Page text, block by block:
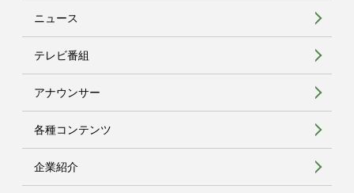
ニュース
テレビ番組
アナウンサー
各種コンテンツ
企業紹介